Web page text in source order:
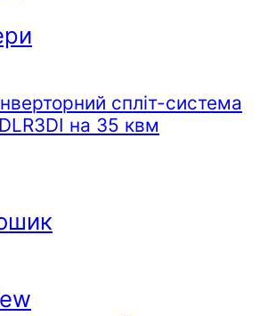
спліт-система
на 35 квм